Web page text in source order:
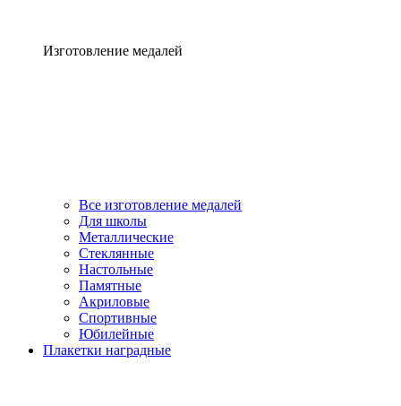
Изготовление медалей
Все изготовление медалей
Для школы
Металлические
Стеклянные
Настольные
Памятные
Акриловые
Спортивные
Юбилейные
Плакетки наградные